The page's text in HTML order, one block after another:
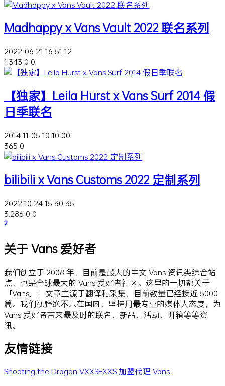
Madhappy x Vans Vault 2022 联名系列
2022-06-21 16:51:12
1,343 0 0
【独家】Leila Hurst x Vans Surf 2014 假
日季联名
2014-11-05 10:10:00
365 0
bilibili x Vans Customs 2022 定制系列
2022-10-24 15:30:35
3,286 0 0
2
关于 Vans 爱好者
我们创立于 2008 年，目前是最大的中文 Vans 资讯类综合站
点，也是全球最大的 Vans 爱好者社区。这里的一切都关于
「Vans」！文章主源于翻译和采集，目前数量已经接近 5000
篇。我们视野绝不只在国内，坚持用最专业的媒体人态度，为
Vans 爱好者带来最及时的联名、新品、活动、开箱等等资
讯。
友情链接
Shooting the Dragon VXXSFXXS加盟代理 Vans